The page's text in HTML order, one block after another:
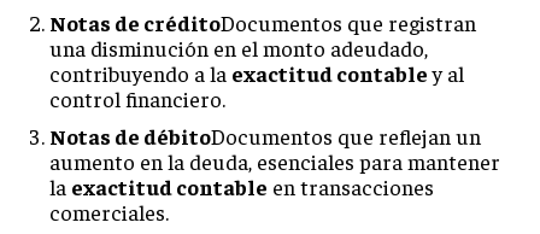
Notas de créditoDocumentos que registran
una disminución en el monto adeudado,
contribuyendo a la exactitud contabley al
control financiero.
Notas de débitoDocumentos que reflejan un
aumento en la deuda, esenciales para mantener
la exactitud contable en transacciones
comerciales.